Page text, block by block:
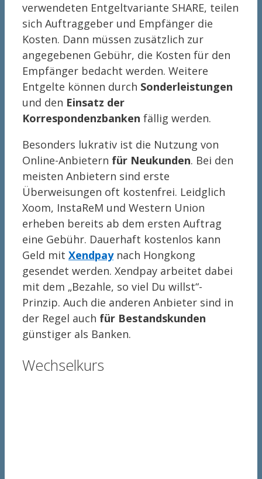
verwendeten Entgeltvariante SHARE, teilen
sich Auftraggeber und Empfänger die
Kosten. Dann müssen zusätzlich zur
angegebenen Gebühr, die Kosten für den
Empfänger bedacht werden. Weitere
Entgelte können durch Sonderleistungen
und den Einsatz der
Korrespondenzbanken fällig werden.
Besonders lukrativ ist die Nutzung von
Online-Anbietern für Neukunden. Bei den
meisten Anbietern sind erste
Überweisungen oft kostenfrei. Leidglich
Xoom, InstaReM und Western Union
erheben bereits ab dem ersten Auftrag
eine Gebühr. Dauerhaft kostenlos kann
Geld mit Xendpaynach Hongkong
gesendet werden. Xendpay arbeitet dabei
mit dem „Bezahle, so viel Du willst“-
Prinzip. Auch die anderen Anbieter sind in
der Regel auch für Bestandskunden
günstiger als Banken.
Wechselkurs